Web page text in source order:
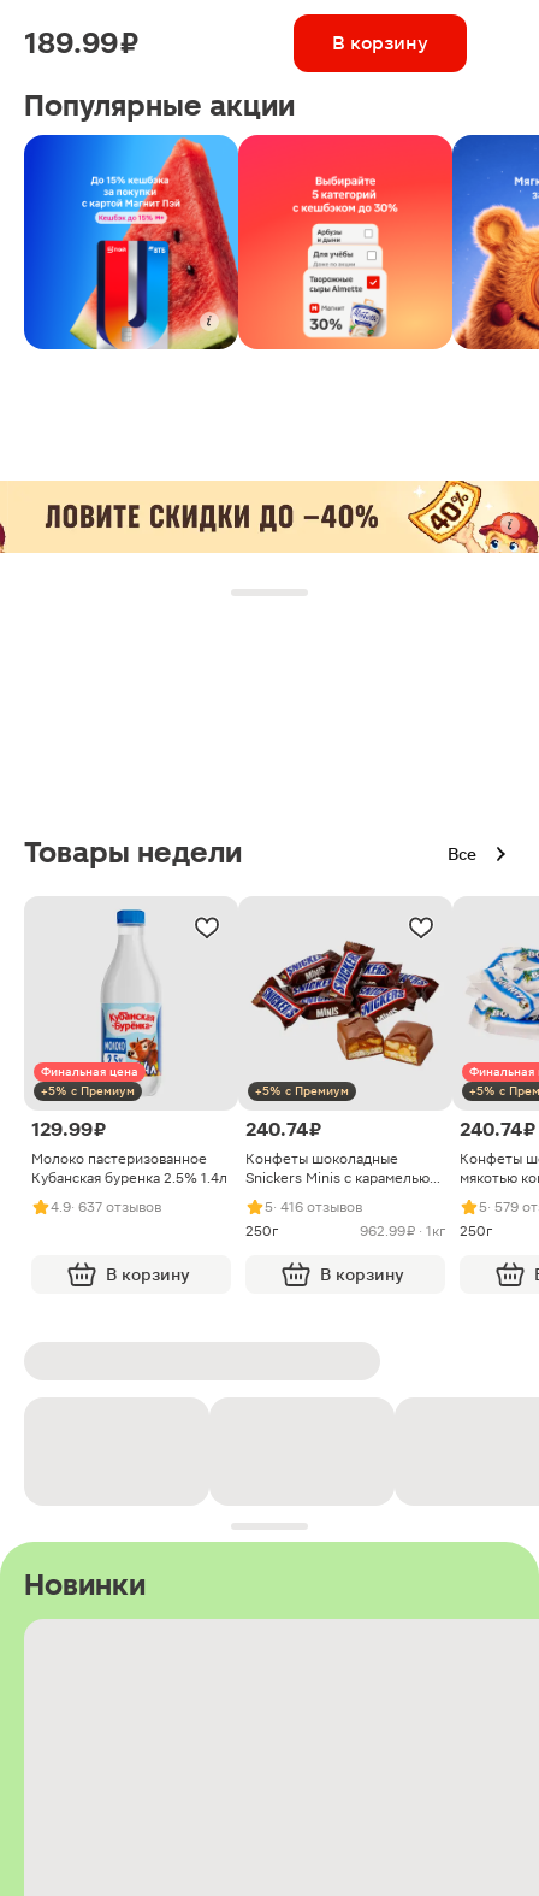
189.99 ₽ В корзину
Популярные акции
Товары недели Все
Финальная цена
+5% с Премиум
129.99 ₽
Молоко пастеризованное
Кубанская буренка 2.5% 1.4л
4.9· 637 отзывов
В корзину
+5% с Премиум
240.74 ₽
Конфеты шоколадные
Snickers Minis с карамелью
арахисом и нугой
5· 416 отзывов
250г
962.99 ₽ · 1кг
В корзину
Финальная
+5% с
240.74 ₽
Конфеты
мякотью
5· 579
250г
Новинки